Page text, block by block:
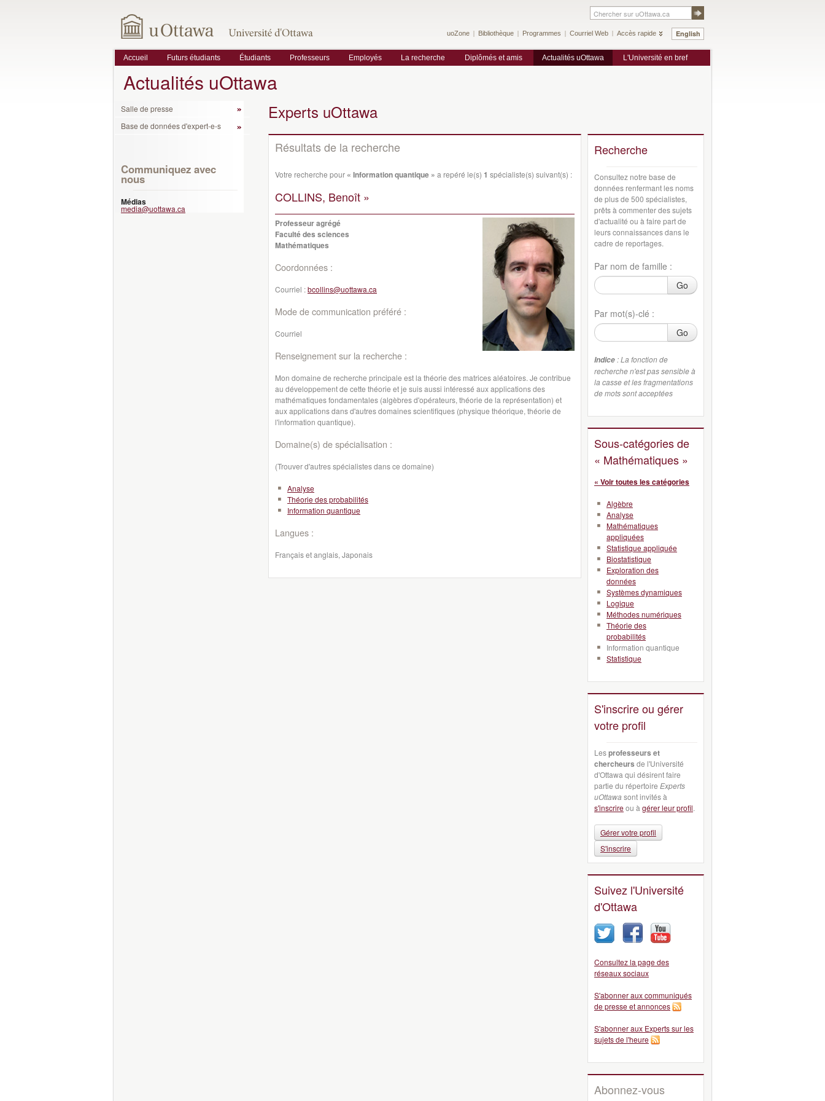
English
uoZone Bibliothèque Programmes Courriel Web Accès rapide
Accueil Futurs étudiants Étudiants Professeurs Employés La recherche Diplômés et amis Actualités uOttawa L'Université en bref
Actualités uOttawa
Salle de presse
Base de données d'expert-e-s
Communiquez avec
nous
Médias
media@uottawa.ca
Experts uOttawa
Résultats de la recherche
Votre recherche pour « Information quantique » a repéré le(s) 1 spécialiste(s) suivant(s) :
COLLINS, Benoît »
Professeur agrégé
Faculté des sciences
Mathématiques
Coordonnées :
Courriel :bcollins@uottawa.ca
Mode de communication préféré :
Courriel
Renseignement sur la recherche :
Mon domaine de recherche principale est la théorie des matrices aléatoires. Je contribue
au développement de cette théorie et je suis aussi intéressé aux applications des
mathématiques fondamentales (algèbres d'opérateurs, théorie de la représentation) et
aux applications dans d'autres domaines scientifiques (physique théorique, théorie de
l'information quantique).
Domaine(s) de spécialisation :
(Trouver d'autres spécialistes dans ce domaine)
Analyse
Théorie des probabilités
Information quantique
Langues :
Français et anglais, Japonais
Recherche
Consultez notre base de
données renfermant les noms
de plus de 500 spécialistes,
prêts à commenter des sujets
d'actualité ou à faire part de
leurs connaissances dans le
cadre de reportages.
Par nom de famille :
Go
Par mot(s)-clé :
Go
Indice : La fonction de
recherche n'est pas sensible à
la casse et les fragmentations
de mots sont acceptées
Sous-catégories de
« Mathématiques »
« Voir toutes les catégories
Algèbre
Analyse
Mathématiques
appliquées
Statistique appliquée
Biostatistique
Exploration des
données
Systèmes dynamiques
Logique
Méthodes numériques
Théorie des
probabilités
Information quantique
Statistique
S'inscrire ou gérer
votre profil
Lesprofesseurs et
chercheurs de l'Université
d'Ottawa qui désirent faire
partie du répertoire Experts
uOttawa sont invités à
s'inscrireou à gérer leur profil.
Gérer votre profil
S'inscrire
Suivez l'Université
d'Ottawa
Consultez la page des
réseaux sociaux
S'abonner aux communiqués
de presse et annonces
S'abonner aux Experts sur les
sujets de l'heure
Abonnez-vous